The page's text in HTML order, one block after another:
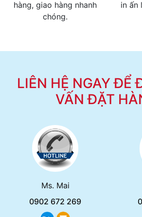
hàng, giao hàng nhanh
chóng.
in ấn
LIÊN HỆ NGAY ĐỂ
VẤN ĐẶT
Ms. Mai
0902 672 269